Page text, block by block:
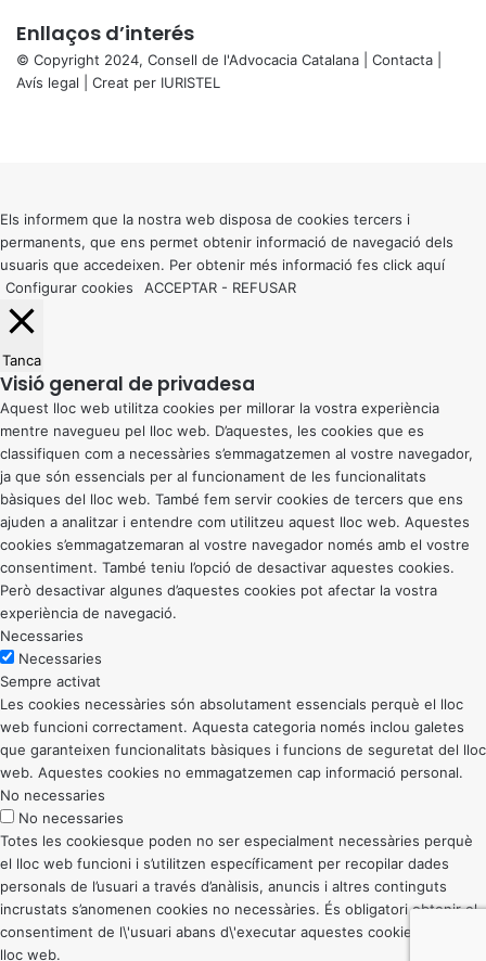
Enllaços d’interés
© Copyright 2024, Consell de l'Advocacia Catalana | Contacta
Avís legal | Creat per IURISTEL
button
Els informem que la nostra web disposa de cookies tercers i
permanents, que ens permet obtenir informació de navegació dels
usuaris que accedeixen. Per obtenir més informació fes click aquí
Configurar cookies
ACCEPTAR - REFUSAR
Tanca
Visió general de privadesa
Aquest lloc web utilitza cookies per millorar la vostra experiència
mentre navegueu pel lloc web. D’aquestes, les cookies que es
classifiquen com a necessàries s’emmagatzemen al vostre navegador,
ja que són essencials per al funcionament de les funcionalitats
bàsiques del lloc web. També fem servir cookies de tercers que ens
ajuden a analitzar i entendre com utilitzeu aquest lloc web. Aquestes
cookies s’emmagatzemaran al vostre navegador només amb el vostre
consentiment. També teniu l’opció de desactivar aquestes cookies.
Però desactivar algunes d’aquestes cookies pot afectar la vostra
experiència de navegació.
Necessaries
Necessaries
Sempre activat
Les cookies necessàries són absolutament essencials perquè el lloc
web funcioni correctament. Aquesta categoria només inclou galetes
que garanteixen funcionalitats bàsiques i funcions de seguretat del lloc
web. Aquestes cookies no emmagatzemen cap informació personal.
No necessaries
No necessaries
Totes les cookiesque poden no ser especialment necessàries perquè
el lloc web funcioni i s’utilitzen específicament per recopilar dades
personals de l’usuari a través d’anàlisis, anuncis i altres continguts
incrustats s’anomenen cookies no necessàries. És obligatori obtenir el
consentiment de l\'usuari abans d\'executar aquestes cookies al vostre
lloc web.